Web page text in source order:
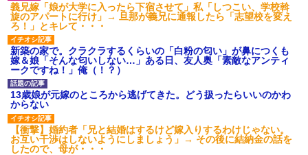
義兄嫁「娘が大学に入ったら下宿させて」私「しつこい、学校斡
旋のアパートに行け」→ 旦那が義兄に通報したら「志望校を変え
ろ！」とキレて・・・
新築の家で。クラクラするくらいの「白粉の匂い」が鼻につくも
嫁＆娘「そんな匂いしない…」ある日、友人奥「素敵なアンティ
ークですね！」俺（！？）
13歳娘が元嫁のところから逃げてきた。どう扱ったらいいのかわ
からない
【衝撃】婚約者「兄と結婚はするけど嫁入りするわけじゃない。
お互い干渉はしないようにしましょう」→ その後に結納金の話を
したので、母が・・・